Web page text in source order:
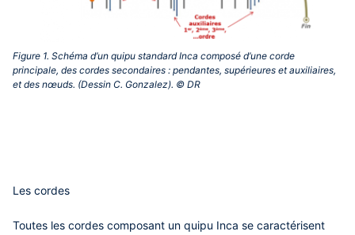
Figure 1. Schéma d’un quipu standard Inca composé d’une corde
principale, des cordes secondaires : pendantes, supérieures et auxiliaires,
et des nœuds. (Dessin C. Gonzalez). © DR‎
Les cordes
Toutes les cordes composant un quipu Inca se caractérisent